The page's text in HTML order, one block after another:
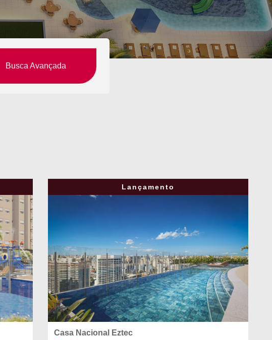
Busca Avançada
Lançamento
Casa Nacional Eztec